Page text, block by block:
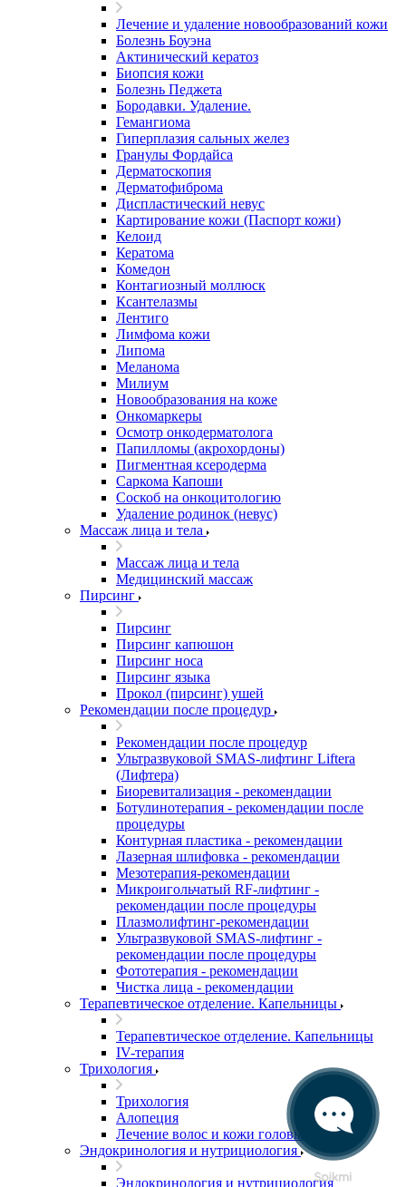
Лечение и удаление новообразований кожи
Болезнь Боуэна
Актинический кератоз
Биопсия кожи
Болезнь Педжета
Бородавки. Удаление.
Гемангиома
Гиперплазия сальных желез
Гранулы Фордайса
Дерматоскопия
Дерматофиброма
Диспластический невус
Картирование кожи (Паспорт кожи)
Келоид
Кератома
Комедон
Контагиозный моллюск
Ксантелазмы
Лентиго
Лимфома кожи
Липома
Меланома
Милиум
Новообразования на коже
Онкомаркеры
Осмотр онкодерматолога
Папилломы (акрохордоны)
Пигментная ксеродерма
Саркома Капоши
Соскоб на онкоцитологию
Удаление родинок (невус)
Массаж лица и тела
Массаж лица и тела
Медицинский массаж
Пирсинг
Пирсинг
Пирсинг капюшон
Пирсинг носа
Пирсинг языка
Прокол (пирсинг) ушей
Рекомендации после процедур
Рекомендации после процедур
Ультразвуковой SMAS-лифтинг Liftera
(Лифтера)
Биоревитализация - рекомендации
Ботулинотерапия - рекомендации после
процедуры
Контурная пластика - рекомендации
Лазерная шлифовка - рекомендации
Мезотерапия-рекомендации
Микроигольчатый RF-лифтинг -
рекомендации после процедуры
Плазмолифтинг-рекомендации
Ультразвуковой SMAS-лифтинг -
рекомендации после процедуры
Фототерапия - рекомендации
Чистка лица - рекомендации
Терапевтическое отделение. Капельницы
Терапевтическое отделение. Капельницы
IV-терапия
Трихология
Трихология
Алопеция
Лечение волос и кожи головы
Эндокринология и нутрициология
Эндокринология и нутрициология